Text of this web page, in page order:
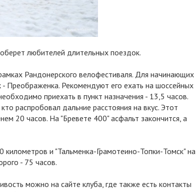
любителей длительных поездок.
Рандонерского велофестиваля. Для начинающих
Преображенка. Рекомендуют его ехать на шоссейных
приехать в пункт назначения - 13,5 часов.
распробовал дальние расстояния на вкус. Этот
20 часов. На "Бревете 400" асфальт закончится, а
километров и "Тальменка-Грамотеино-Топки-Томск" на
- 75 часов.
можно на сайте клуба, где также есть контакты